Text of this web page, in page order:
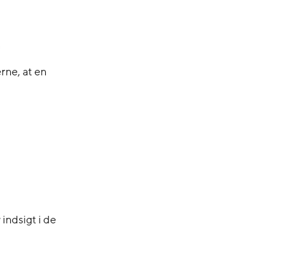
at en
i de